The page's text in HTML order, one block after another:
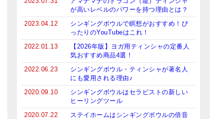
シンギングボウル入門本・CD
アウトレット
オリジナルグッズ
神々とつながるジュエリー
ヒーリング・マンダラポスター
が高いレベルのパワーを持つ理由とは？
2023.04.12
シンギングボウルで瞑想がおすすめ！ぴ
ったりのYouTubeはこれ！
2022.01.13
【2026年版】ヨガ用ティンシャの定番人
気おすすめ商品4選！
2022.06.23
シンギングボウル・ティンシャが著名人
にも愛用される理由♪
2020.09.10
シンギングボウルはセラピストの新しい
ヒーリングツール
2020.07.22
ステイホームはシンギングボウルの倍音